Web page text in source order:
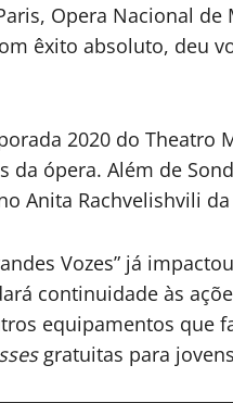
Opera Nacional
êxito absoluto, deu
2020 do Theatro
da ópera. Além de
Anita Rachvelishvili
Vozes” já
continuidade às
equipamentos que
gratuitas para